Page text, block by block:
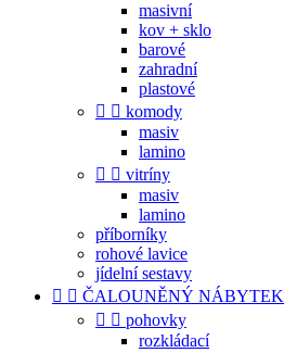
masivní
kov + sklo
barové
zahradní
plastové
  komody
masiv
lamino
  vitríny
masiv
lamino
příborníky
rohové lavice
jídelní sestavy
  ČALOUNĚNÝ NÁBYTEK
  pohovky
rozkládací